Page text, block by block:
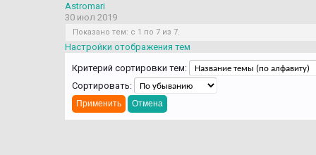
Astromari
30 июл 2019
Показано тем: с 1 по 7 из 7.
Настройки отображения тем
Критерий сортировки тем:
Сортировать: